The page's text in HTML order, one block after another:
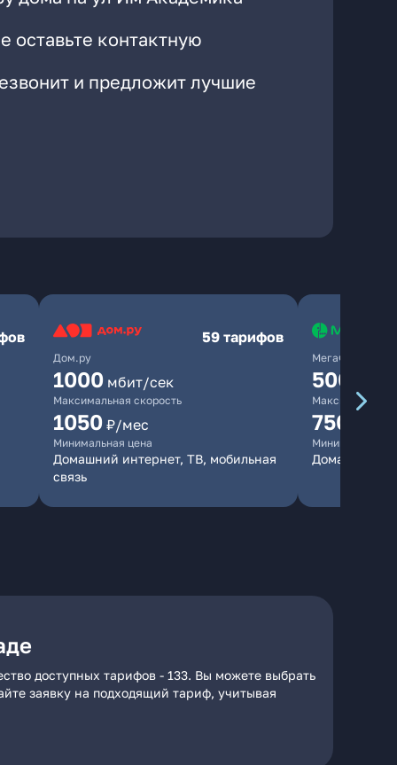
оставьте контактную
и предложит лучшие
Дом.ру
59 тарифов
1000 мбит/сек
Максимальная скорость
1050 ₽/мес
Минимальная цена
Домашний интернет, ТВ, мобильная
связь
МегаФон
500
Максимальная
750
Минимальная
Домашний
доступных тарифов - 133. Вы можете выбрать
заявку на подходящий тариф, учитывая